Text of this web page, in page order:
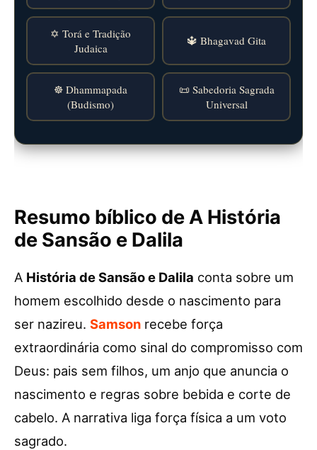
✡️ Torá e Tradição
Judaica
🔱 Bhagavad Gita
☸️ Dhammapada
(Budismo)
📜 Sabedoria Sagrada
Universal
Resumo bíblico de A História
de Sansão e Dalila
A História de Sansão e Dalila conta sobre um
homem escolhido desde o nascimento para
ser nazireu. Samson recebe força
extraordinária como sinal do compromisso com
Deus: pais sem filhos, um anjo que anuncia o
nascimento e regras sobre bebida e corte de
cabelo. A narrativa liga força física a um voto
sagrado.